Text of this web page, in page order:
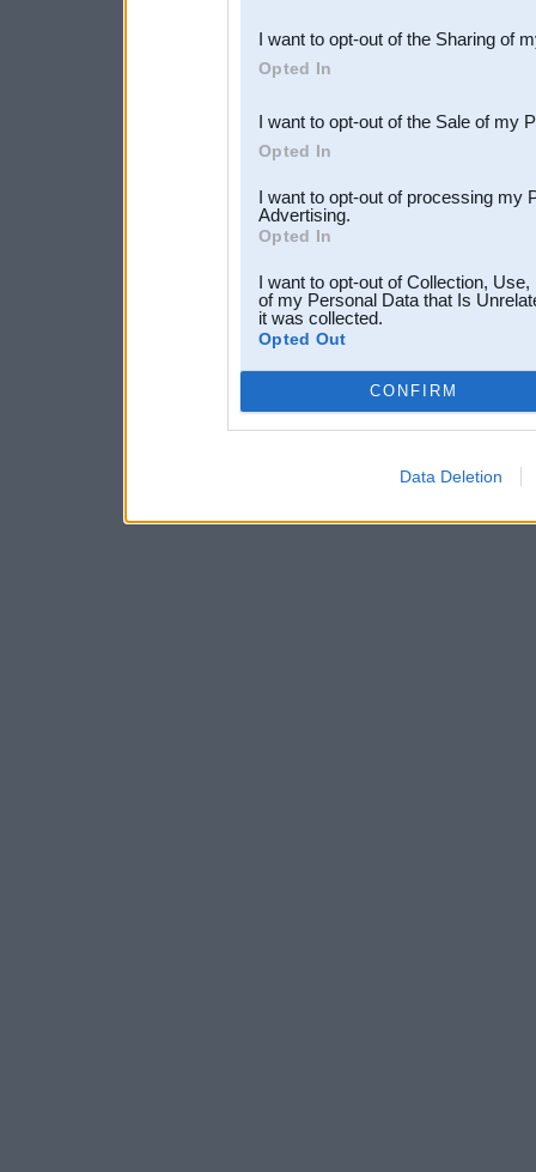
Downstream Participants
third parties.
I want to opt-out of the Sharing of
Opted In
I want to opt-out of the Sale of my
Opted In
I want to opt-out of processing my
Advertising.
Opted In
I want to opt-out of Collection,
of my Personal Data that Is
it was collected.
Opted Out
CONFIRM
Data Deletion